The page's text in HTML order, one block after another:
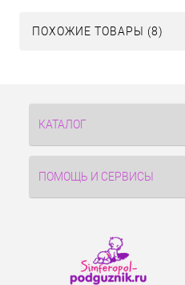
ПОХОЖИЕ ТОВАРЫ (8)
КАТАЛОГ
ПОМОЩЬ И СЕРВИСЫ